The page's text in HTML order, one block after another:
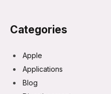
Categories
Apple
Applications
Blog